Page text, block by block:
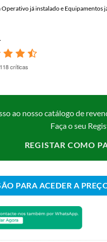
Operativo já instalado e Equipamentos
críticas
ao nosso catálogo de
Faça o seu
REGISTAR COMO
PARA ACEDER A